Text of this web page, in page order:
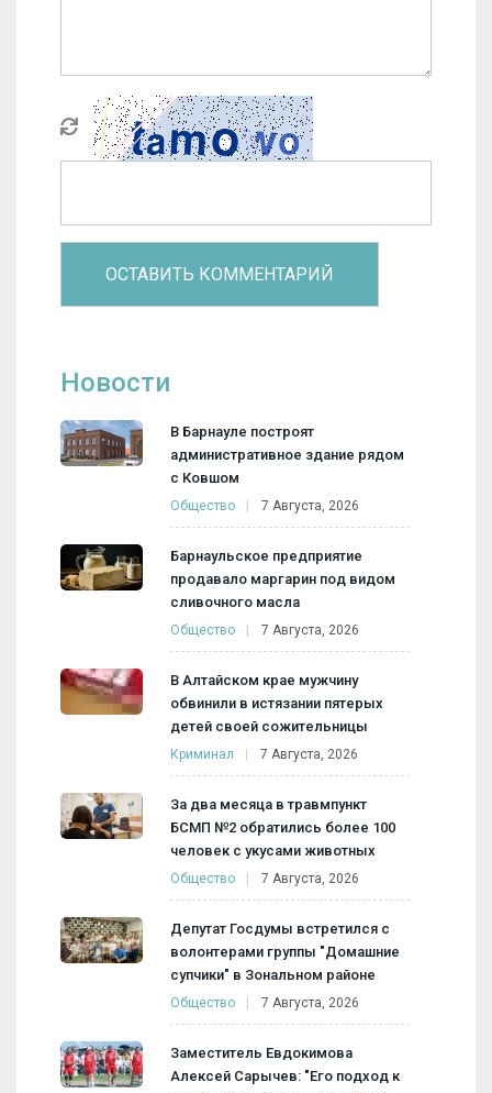
Новости
В Барнауле построят
административное здание рядом
с Ковшом
Общество 7 Августа, 2026
Барнаульское предприятие
продавало маргарин под видом
сливочного масла
Общество 7 Августа, 2026
В Алтайском крае мужчину
обвинили в истязании пятерых
детей своей сожительницы
Криминал 7 Августа, 2026
За два месяца в травмпункт
БСМП №2 обратились более 100
человек с укусами животных
Общество 7 Августа, 2026
Депутат Госдумы встретился с
волонтерами группы "Домашние
супчики" в Зональном районе
Общество 7 Августа, 2026
Заместитель Евдокимова
Алексей Сарычев: "Его подход к